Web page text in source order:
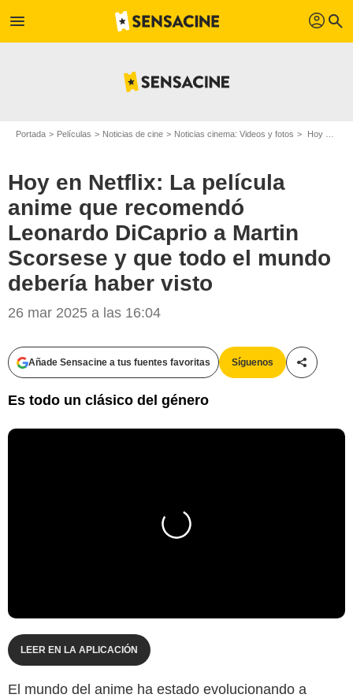
menu profil search
Portada Películas Noticias de cine Noticias cinema: Videos y fotos Hoy en Netflix: La película anime que recomendó Leonardo DiCaprio a Martin Scorsese y que todo el mundo debería haber visto
Hoy en Netflix: La película
anime que recomendó
Leonardo DiCaprio a Martin
Scorsese y que todo el mundo
debería haber visto
26 mar 2025 a las 16:04
Añade Sensacine a tus fuentes favoritas Síguenos
Es todo un clásico del género
LEER EN LA APLICACIÓN
El mundo del anime ha estado evolucionando a